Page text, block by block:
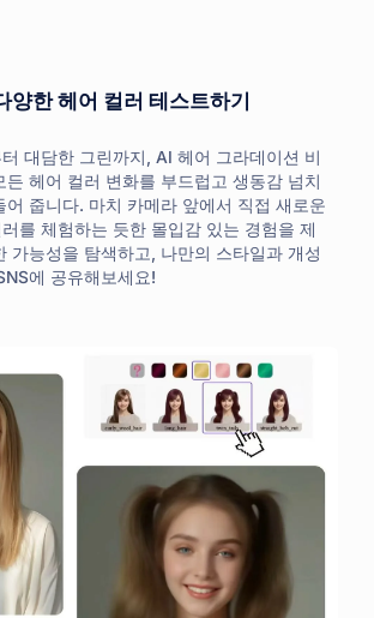
양한 헤어 컬러 테스트하기
대담한 그린까지, AI 헤어 그라데이션 비
든 헤어 컬러 변화를 부드럽고 생동감 넘치
어 줍니다. 마치 카메라 앞에서 직접 새로운
를 체험하는 듯한 몰입감 있는 경험을 제
가능성을 탐색하고, 나만의 스타일과 개성
에 공유해보세요!